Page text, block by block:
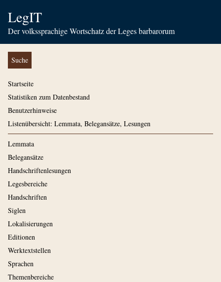
LegIT
Der volkssprachige Wortschatz der Leges barbarorum
Suche
Startseite
Statistiken zum Datenbestand
Benutzerhinweise
Listenübersicht: Lemmata, Belegansätze, Lesungen
Lemmata
Belegansätze
Handschriftenlesungen
Legesbereiche
Handschriften
Siglen
Lokalisierungen
Editionen
Werktextstellen
Sprachen
Themenbereiche